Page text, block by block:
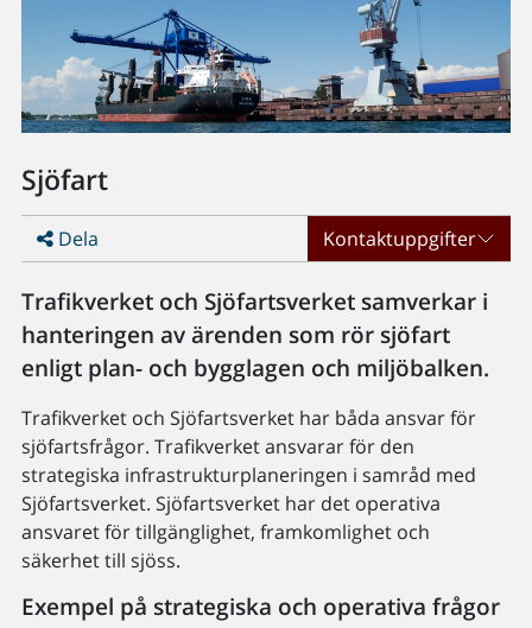
Sjöfart
Dela Kontaktuppgifter
Trafikverket och Sjöfartsverket samverkar i
hanteringen av ärenden som rör sjöfart
enligt plan- och bygglagen och miljöbalken.
Trafikverket och Sjöfartsverket har båda ansvar för
sjöfartsfrågor. Trafikverket ansvarar för den
strategiska infrastrukturplaneringen i samråd med
Sjöfartsverket. Sjöfartsverket har det operativa
ansvaret för tillgänglighet, framkomlighet och
säkerhet till sjöss.
Exempel på strategiska och operativa frågor